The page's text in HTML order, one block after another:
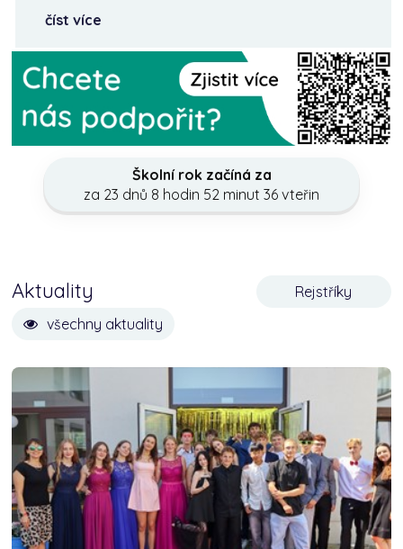
číst více
Školní rok začíná za
za 23 dnů 8 hodin 52 minut 35 vteřin
Aktuality
Rejstříky
všechny aktuality